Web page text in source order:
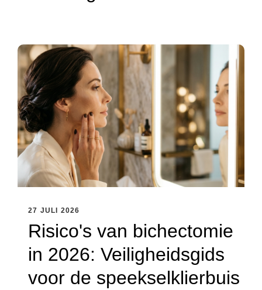
27 JULI 2026
Risico's van bichectomie
in 2026: Veiligheidsgids
voor de speekselklierbuis